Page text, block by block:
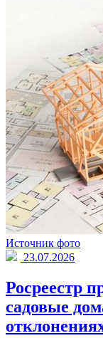
Источник фото
23.07.2026
Росреестр
садовые